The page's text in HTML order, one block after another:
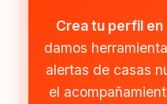
Crea tu perfil en
damos
alertas de casas
el